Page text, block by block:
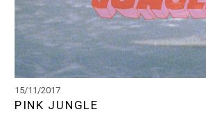
15/11/2017
PINK JUNGLE